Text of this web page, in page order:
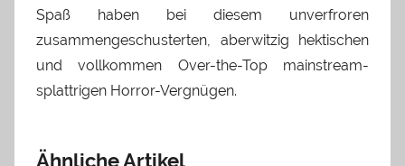
Spaß haben bei diesem unverfroren
zusammengeschusterten, aberwitzig hektischen
und vollkommen Over-the-Top mainstream-
splattrigen Horror-Vergnügen.
Ähnliche Artikel